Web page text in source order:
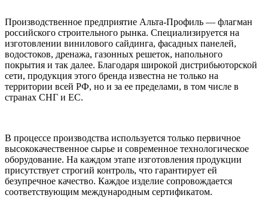
Производственное предприятие Альта-Профиль — флагман
российского строительного рынка. Специализируется на
изготовлении винилового сайдинга, фасадных панелей,
водостоков, дренажа, газонных решеток, напольного
покрытия и так далее. Благодаря широкой дистрибьюторской
сети, продукция этого бренда известна не только на
территории всей РФ, но и за ее пределами, в том числе в
странах СНГ и ЕС.
В процессе производства используется только первичное
высококачественное сырье и современное технологическое
оборудование. На каждом этапе изготовления продукции
присутствует строгий контроль, что гарантирует ей
безупречное качество. Каждое изделие сопровождается
соответствующим международным сертификатом.